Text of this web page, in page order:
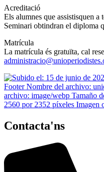
Acreditació
Els alumnes que assistisquen a
Seminari obtindran el diploma
Matrícula
La matrícula és gratuïta, cal
Contacta'ns